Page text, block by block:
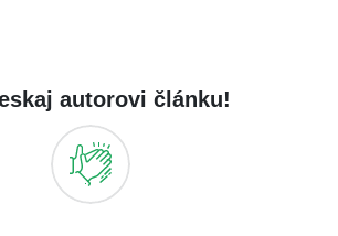
autorovi článku!